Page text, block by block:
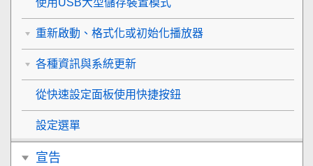
使用USB大型儲存裝置模式
重新啟動、格式化或初始化播放器
各種資訊與系統更新
從快速設定面板使用快捷按鈕
設定選單
宣告